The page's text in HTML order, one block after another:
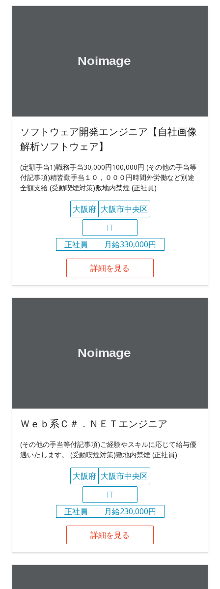
ソフトウェア開発エンジニア【自社画像
解析ソフトウェア】
(定額手当1)職務手当30,000円100,000円 (その他の手当等
付記事項)精皆勤手当１０，０００円時間外労働など別途
全額支給 (受動喫煙対策)敷地内禁煙 (正社員)
大阪府 大阪市中央区
IT
正社員
月給330,000円
詳細を見る
Ｗｅｂ系Ｃ＃．ＮＥＴエンジニア
(その他の手当等付記事項)ご経験やスキルに応じて給与優
遇いたします。 (受動喫煙対策)敷地内禁煙 (正社員)
大阪府 大阪市中央区
IT
正社員
月給230,000円
詳細を見る